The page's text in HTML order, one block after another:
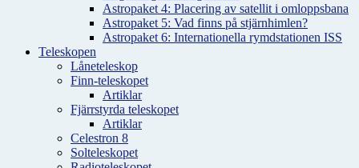
Astropaket 4: Placering av satellit i omloppsbana
Astropaket 5: Vad finns på stjärnhimlen?
Astropaket 6: Internationella rymdstationen ISS
Teleskopen
Låneteleskop
Finn-teleskopet
Artiklar
Fjärrstyrda teleskopet
Artiklar
Celestron 8
Solteleskopet